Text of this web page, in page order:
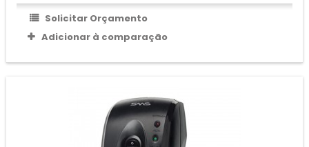
Solicitar Orçamento
Adicionar à comparação